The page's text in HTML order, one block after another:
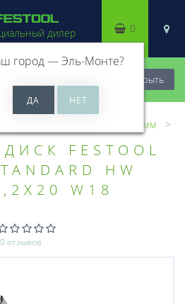
купить! Закрыть
дилер
город —Эль-Монте?
0
Диски 160мм
FESTOOL
HW
W18
0 отзывов